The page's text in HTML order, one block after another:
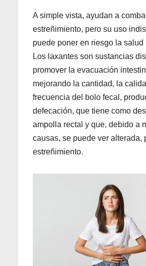
A simple vista, ayudan a
estreñimiento, pero su uso
puede poner en riesgo la salud
Los laxantes son sustancias
promover la evacuación
mejorando la cantidad, la
frecuencia del bolo fecal,
defecación, que tiene como
ampolla rectal y que, debido a
causas, se puede ver alterada,
estreñimiento.